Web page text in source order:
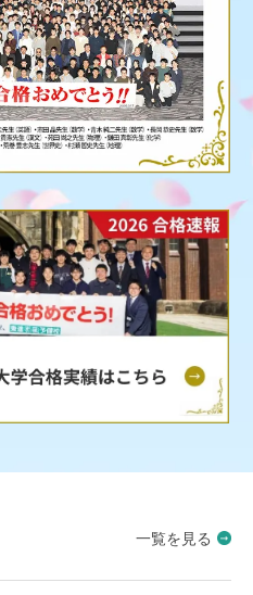
一覧を見る